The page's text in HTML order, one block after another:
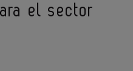
el sector